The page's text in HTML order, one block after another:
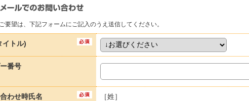
要望は、下記フォームにご記入のうえ送信してください。
イトル)
番号
わせ時氏名 ［姓］